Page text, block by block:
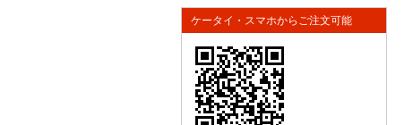
ケータイ・スマホからご注文可能